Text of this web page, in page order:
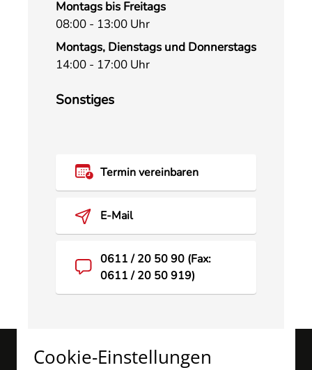
Montags bis Freitags
08:00 - 13:00 Uhr
Montags, Dienstags und Donnerstags
14:00 - 17:00 Uhr
Sonstiges
Termin vereinbaren
E-Mail
0611 / 20 50 90 (Fax:
0611 / 20 50 919)
Cookie-Einstellungen